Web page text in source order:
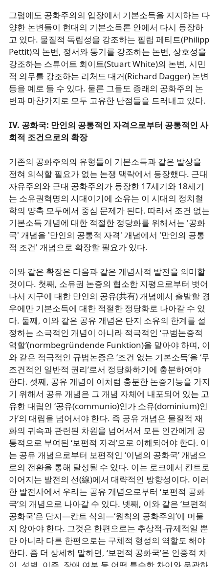
그럼에도 공화주의의 입장에서 기본소득을 지지하는 다
양한 논변들이 현대의 기본소득론 안에서 다시 등장하
고 있다. 물질적 독립성을 강조하는 필립 페티트(Philipp
Pettit)의 논변, 정서와 동기를 강조하는 논변, 상호성을
강조하는 스튜어트 회이트(Stuart White)의 논변, 시민
적 의무를 강조하는 리처드 대거(Richard Dagger) 논변
등을 예로 들 수 있다. 물론 그들도 종래의 공화주의 논
변과 마찬가지로 모두 고유한 난점들을 드러내고 있다.
IV. 공화국: 만인의 공통적인 자격으로부터 공통적인 사
회적 조건으로의 확장
기존의 공화주의의 유형들이 기본소득과 같은 발상을
전혀 의식할 필요가 없는 논쟁 맥락에서 등장했다. 근대
자유주의와 근대 공화주의가 등장한 17세기와 18세기
는 소유권혁명의 시대이기에 소유는 이 시대의 정치철
학의 양축 모두에서 중심 문제가 된다. 따라서 조건 없는
기본소득 개념에 대한 적절한 정당화를 위해서는 '공화
국' 개념을 '만인의 공통적 자격' 개념에서 '만인의 공통
적 조건' 개념으로 확장할 필요가 있다.
이와 같은 확장은 다음과 같은 개념사적 발전을 의미할
것이다. 첫째, 소유권 논증의 협소한 지평으로부터 벗어
나서 지구에 대한 만인의 공유(共有) 개념에서 출발할 경
우에만 기본소득에 대한 적절한 정당화로 나아갈 수 있
다. 둘째, 이와 같은 공유 개념은 단지 소유의 한계를 설
정하는 소극적인 개념이 아니라 적극적인 ‘규범논증적
역할’(normbegründende Funktion)을 맡아야 하며, 이
와 같은 적극적인 규범논증은 ‘조건 없는 기본소득’을 ‘무
조건적인 일반적 권리’로서 정당화하기에 충분하여야
한다. 셋째, 공유 개념이 이처럼 충분한 논증기능을 가지
기 위해서 공유 개념은 그 개념 자체에 내포되어 있는 고
유한 대립인 ‘공유(communio)인가 소유(dominium)인
가’의 대립을 넘어서야 한다. 즉 공유 개념은 물질적 재
화의 귀속과 관련된 차원을 넘어서서 모든 인간에게 공
통적으로 부여된 ‘보편적 자격’으로 이해되어야 한다. 이
는 공유 개념으로부터 보편적인 ‘이념의 공화국’ 개념으
로의 전환을 통해 달성될 수 있다. 이는 로크에서 칸트로
이어지는 발전의 선(線)에서 대략적인 방향성이다. 이러
한 발전사에서 우리는 공유 개념으로부터 ‘보편적 공화
국’의 개념으로 나아갈 수 있다. 넷째, 이와 같은 ‘보편적
공화국’은 단지―칸트 식의―‘원칙의 공화주의’에 머물
지 않아야 한다. 그것은 한편으로는 추상적-규제적일 뿐
만 아니라 다른 한편으로는 구체적 형성의 역할도 해야
한다. 좀 더 상세히 말하면, ‘보편적 공화국’은 인종적 차